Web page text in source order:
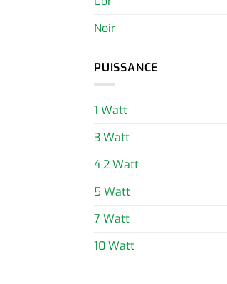
Noir
PUISSANCE
1 Watt
3 Watt
4,2 Watt
5 Watt
7 Watt
10 Watt